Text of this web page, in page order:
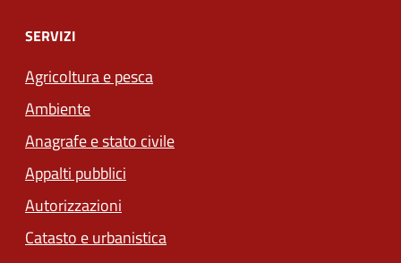
SERVIZI
Agricoltura e pesca
Ambiente
Anagrafe e stato civile
Appalti pubblici
Autorizzazioni
Catasto e urbanistica